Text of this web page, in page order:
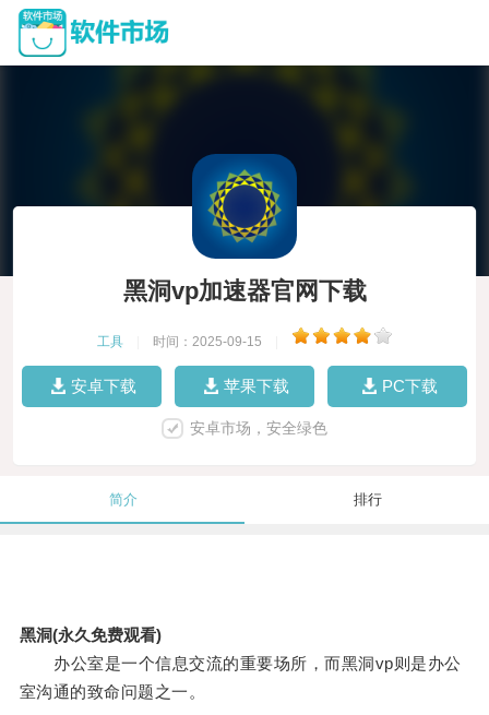
黑洞vp加速器官网下载
工具 时间：2025-09-15
安卓下载 苹果下载 PC下载
安卓市场，安全绿色
简介 排行
黑洞(永久免费观看)
办公室是一个信息交流的重要场所，而黑洞vp则是办公
室沟通的致命问题之一。